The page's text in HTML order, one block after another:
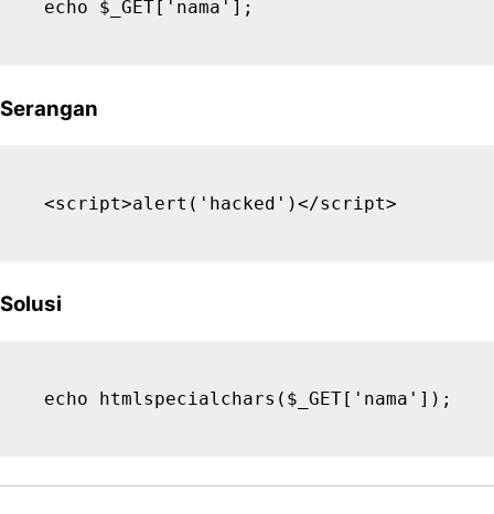
Serangan
Solusi